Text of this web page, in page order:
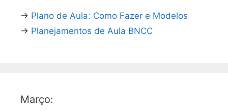
→ Plano de Aula: Como Fazer e Modelos
→ Planejamentos de Aula BNCC
Março: